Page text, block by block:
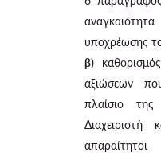
υποχρέωσης
β)
αξιώσεων
πλαίσιο